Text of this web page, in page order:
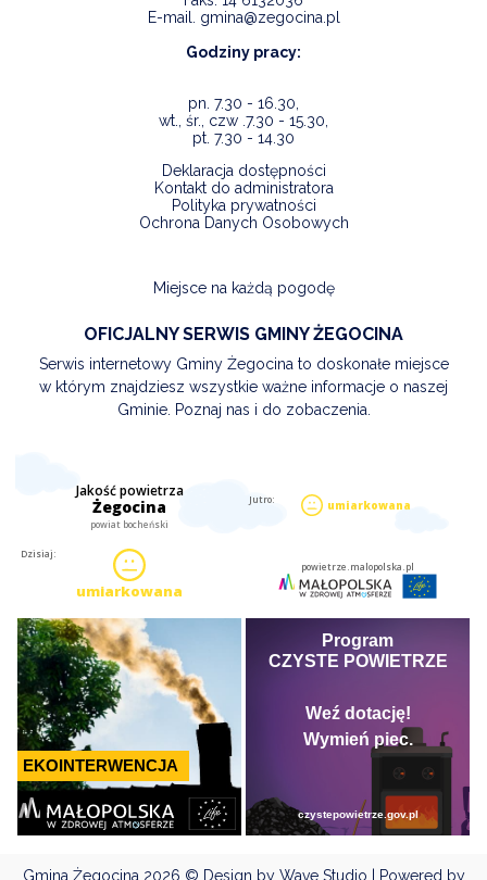
E-mail. gmina@zegocina.pl
Godziny pracy:
pn. 7.30 - 16.30,
wt., śr., czw .7.30 - 15.30,
pt. 7.30 - 14.30
Deklaracja dostępności
Kontakt do administratora
Polityka prywatności
Ochrona Danych Osobowych
Miejsce na każdą pogodę
OFICJALNY SERWIS GMINY ŻEGOCINA
Serwis internetowy Gminy Żegocina to doskonałe miejsce
w którym znajdziesz wszystkie ważne informacje o naszej
Gminie. Poznaj nas i do zobaczenia.
Gmina Żegocina 2026 © Design by Wave Studio | Powered by